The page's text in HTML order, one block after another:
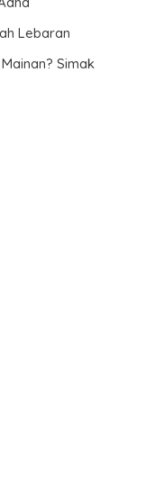
Lebaran
Simak